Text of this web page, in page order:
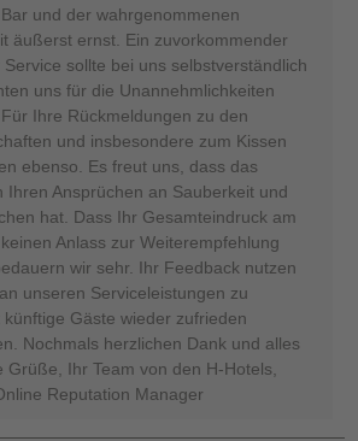
und der wahrgenommenen
äußerst ernst. Ein zuvorkommender
sollte bei uns selbstverständlich
uns für die Unannehmlichkeiten
Ihre Rückmeldungen zu den
und insbesondere zum Kissen
ebenso. Es freut uns, dass das
Ihren Ansprüchen an Sauberkeit und
hat. Dass Ihr Gesamteindruck am
Anlass zur Weiterempfehlung
wir sehr. Ihr Feedback nutzen
unseren Serviceleistungen zu
Gäste wieder zufrieden
Nochmals herzlichen Dank und alles
Grüße, Ihr Team von den H-Hotels,
Reputation Manager